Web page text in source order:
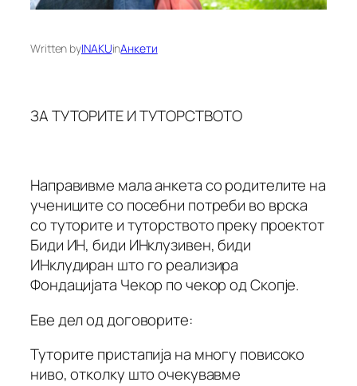
Written byINAKUinАнкети
ЗА ТУТОРИТЕ И ТУТОРСТВОТО
Направивме мала анкета со родителите на
учениците со посебни потреби во врска
со туторите и туторството преку проектот
Биди ИН, биди ИНклузивен, биди
ИНклудиран што го реализира
Фондацијата Чекор по чекор од Скопје.
Еве дел од договорите:
Туторите пристапија на многу повисоко
ниво, отколку што очекувавме